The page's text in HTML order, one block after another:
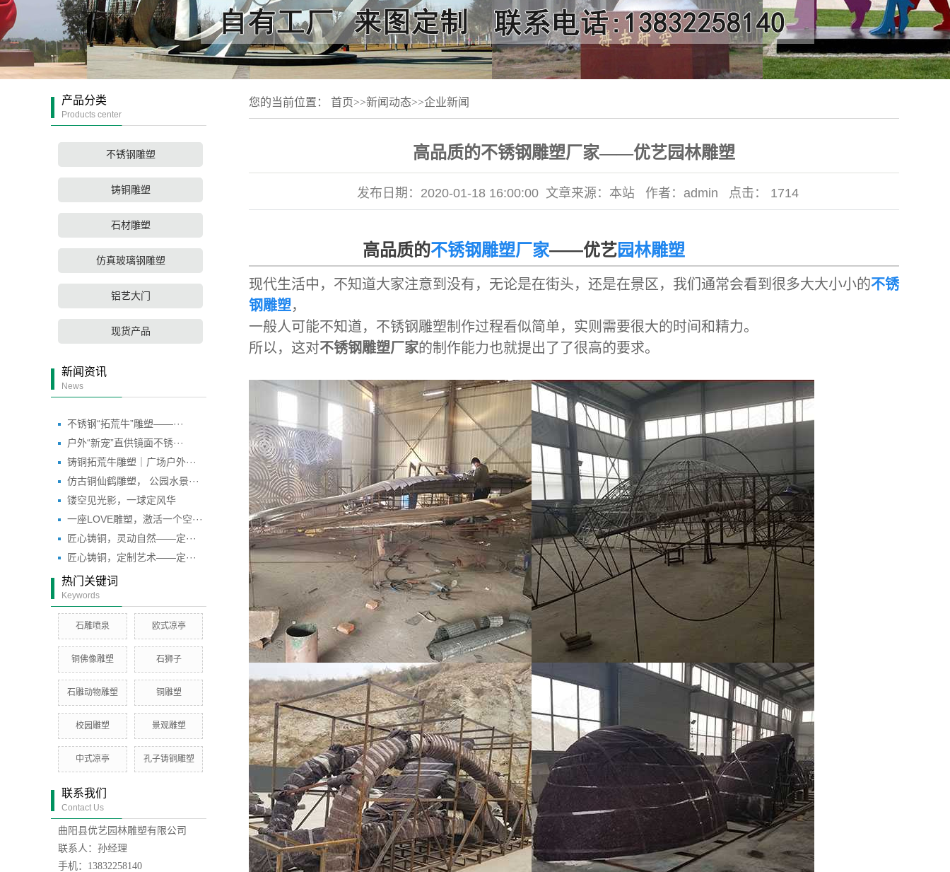
产品分类
Products center
不锈钢雕塑
铸铜雕塑
石材雕塑
仿真玻璃钢雕塑
铝艺大门
现货产品
新闻资讯
News
不锈钢“拓荒牛”雕塑——···
户外“新宠”直供镜面不锈···
铸铜拓荒牛雕塑｜广场户外···
仿古铜仙鹤雕塑， 公园水景···
镂空见光影，一球定风华
一座LOVE雕塑，激活一个空···
匠心铸铜，灵动自然——定···
匠心铸铜，定制艺术——定···
热门关键词
Keywords
石雕喷泉 欧式凉亭
铜佛像雕塑 石狮子
石雕动物雕塑 铜雕塑
校园雕塑 景观雕塑
中式凉亭 孔子铸铜雕塑
联系我们
Contact Us
曲阳县优艺园林雕塑有限公司
联系人：孙经理
手机：13832258140
您的当前位置： 首页>>新闻动态>>企业新闻
高品质的不锈钢雕塑厂家——优艺园林雕塑
发布日期： 2020-01-18 16:00:00 文章来源： 本站 作者： admin 点击： 1714
高品质的不锈钢雕塑厂家——优艺园林雕塑
现代生活中，不知道大家注意到没有，无论是在街头，还是在景区，我们通常会看到很多大大小小的不锈
钢雕塑，
一般人可能不知道，不锈钢雕塑制作过程看似简单，实则需要很大的时间和精力。
所以，这对不锈钢雕塑厂家的制作能力也就提出了了很高的要求。